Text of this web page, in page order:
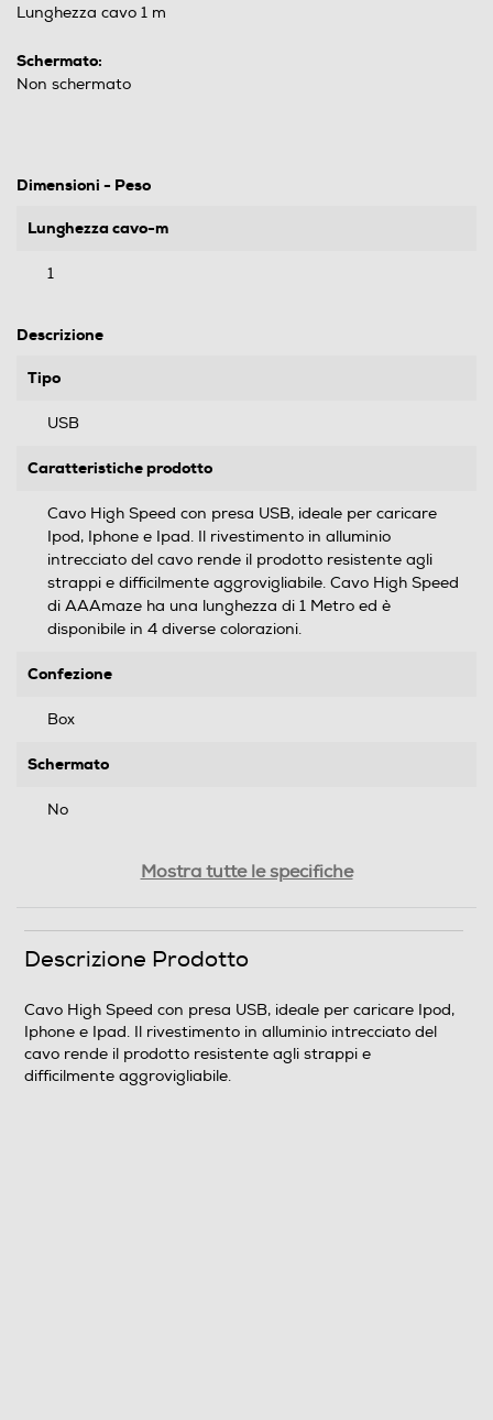
Lunghezza cavo 1 m
Schermato:
Non schermato
Dimensioni - Peso
Lunghezza cavo-m
1
Descrizione
Tipo
USB
Caratteristiche prodotto
Cavo High Speed con presa USB, ideale per caricare
Ipod, Iphone e Ipad. Il rivestimento in alluminio
intrecciato del cavo rende il prodotto resistente agli
strappi e difficilmente aggrovigliabile. Cavo High Speed
di AAAmaze ha una lunghezza di 1 Metro ed è
disponibile in 4 diverse colorazioni.
Confezione
Box
Schermato
No
Descrizione marketing
Cavo High Speed con presa USB, ideale per caricare
Mostra tutte le specifiche
Descrizione Prodotto
Cavo High Speed con presa USB, ideale per caricare Ipod,
Iphone e Ipad. Il rivestimento in alluminio intrecciato del
cavo rende il prodotto resistente agli strappi e
difficilmente aggrovigliabile.